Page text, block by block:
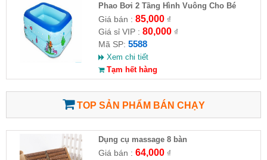
Phao Bơi 2 Tầng Hình Vuông Cho Bé
Giá bán : 85,000₫
Giá sỉ VIP : 80,000₫
Mã SP: 5588
Xem chi tiết
Tạm hết hàng
TOP SẢN PHẨM BÁN CHẠY
Dụng cụ massage 8 bàn
Giá bán : 64,000₫